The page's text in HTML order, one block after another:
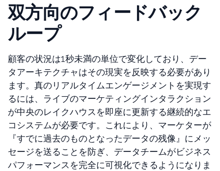
双方向のフィードバック
ループ
顧客の状況は1秒未満の単位で変化しており、デー
タアーキテクチャはその現実を反映する必要があり
ます。真のリアルタイムエンゲージメントを実現す
るには、ライブのマーケティングインタラクション
が中央のレイクハウスを即座に更新する継続的なエ
コシステムが必要です。これにより、マーケターが
『すでに過去のものとなったデータの残像』にメッ
セージを送ることを防ぎ、データチームがビジネス
パフォーマンスを完全に可視化できるようになりま